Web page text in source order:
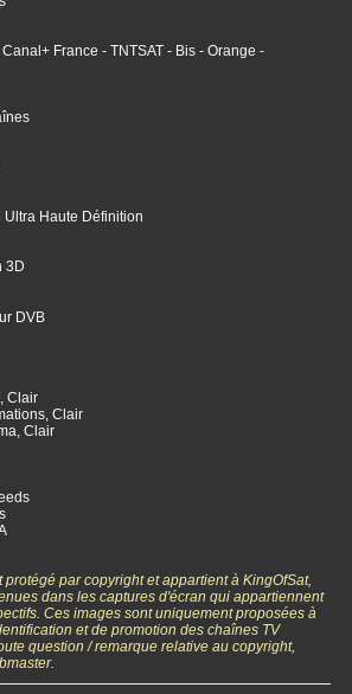
Canal+ France - TNTSAT - Bis - Orange -
Ultra Haute Définition
3D
DVB
Clair
Clair
Clair
par copyright et appartient à KingOfSat,
dans les captures d'écran qui appartiennent
Ces images sont uniquement proposées à
et de promotion des chaînes TV
question / remarque relative au copyright,